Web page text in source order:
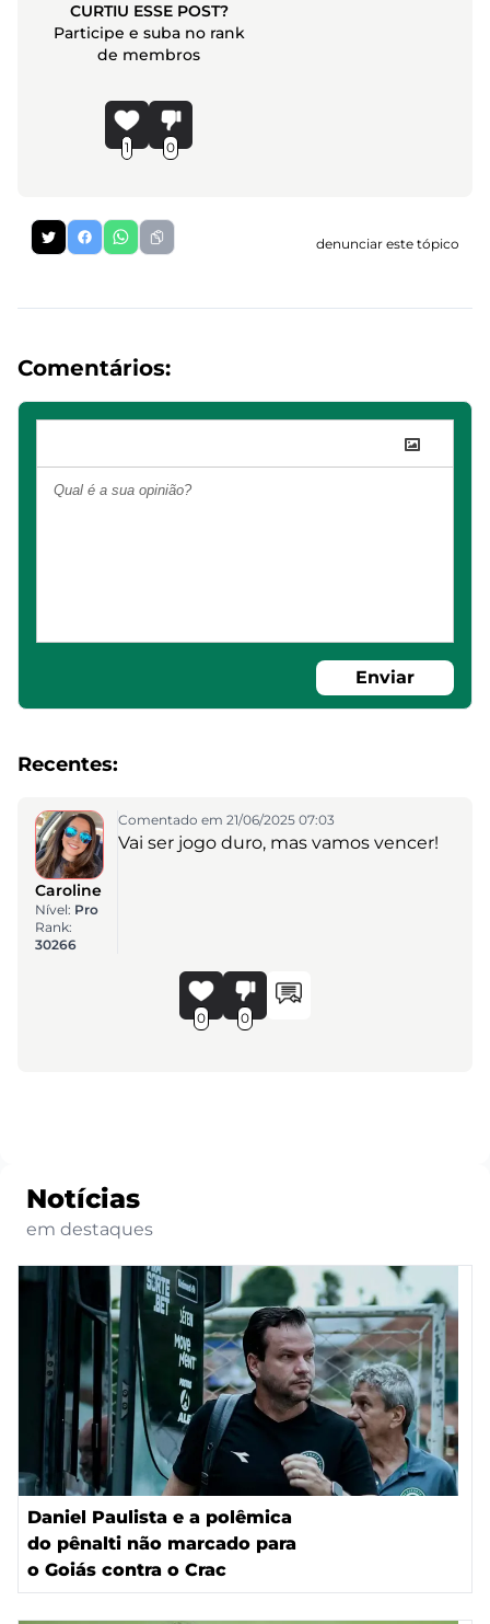
CURTIU ESSE POST?
Participe e suba no rank
de membros
1 0
denunciar este tópico
Comentários:
Enviar
Recentes:
Caroline
Nível: Pro
Rank:
30266
Comentado em 21/06/2025 07:03
Vai ser jogo duro, mas vamos vencer!
0 0
Notícias
em destaques
Daniel Paulista e a polêmica
do pênalti não marcado para
o Goiás contra o Crac